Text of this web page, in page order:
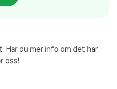
51 019 000,00 kr
Har du mer info om det här
oss!